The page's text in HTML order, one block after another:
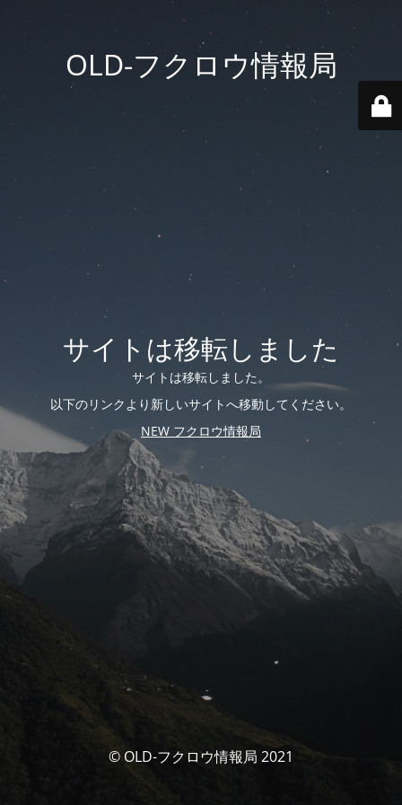
OLD-フクロウ情報局
サイトは移転しました
サイトは移転しました。
以下のリンクより新しいサイトへ移動してください。
NEW フクロウ情報局
© OLD-フクロウ情報局 2021